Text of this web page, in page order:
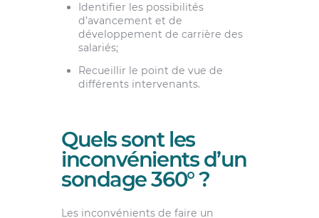
Identifier les possibilités
d’avancement et de
développement de carrière des
salariés;
Recueillir le point de vue de
différents intervenants.
Quels sont les
inconvénients d’un
sondage 360° ?
Les inconvénients de faire un